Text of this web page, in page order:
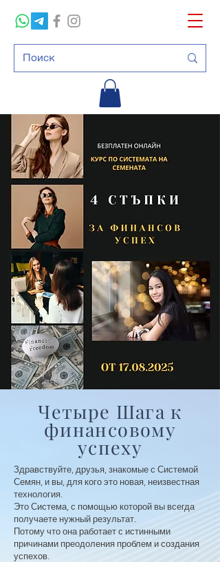
Четыре Шага к
финансовому
успеху
Здравствуйте, друзья, знакомые с Системой
Семян, и вы, для кого это новая, неизвестная
технология.
Это Система, с помощью которой вы всегда
получаете нужный результат.
Потому что она работает с истинными
причинами преодоления проблем и создания
успехов.